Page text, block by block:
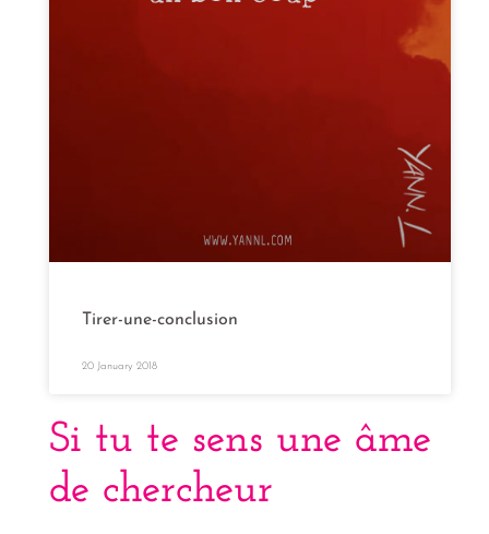
Tirer-une-conclusion
20 January 2018
Si tu te sens une âme
de chercheur